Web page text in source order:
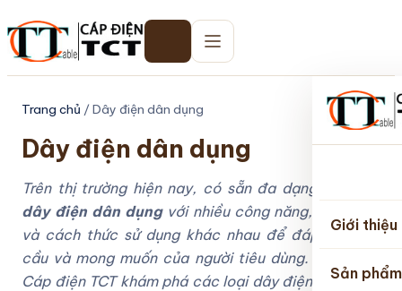
Giới thiệu
Sản phẩm
Trang chủ / Dây điện dân dụng
Dây điện dân dụng
Trên thị trường hiện nay, có sẵn đa dạng các loại
dây điện dân dụngvới nhiều công năng, hình thức
và cách thức sử dụng khác nhau để đáp ứng nhu
cầu và mong muốn của người tiêu dùng. Hãy cùng
Cáp điện TCT khám phá các loại dây điện dân dụng